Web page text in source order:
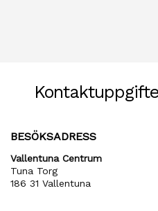
BESÖKSADRESS
Vallentuna Centrum
Tuna Torg
186 31 Vallentuna